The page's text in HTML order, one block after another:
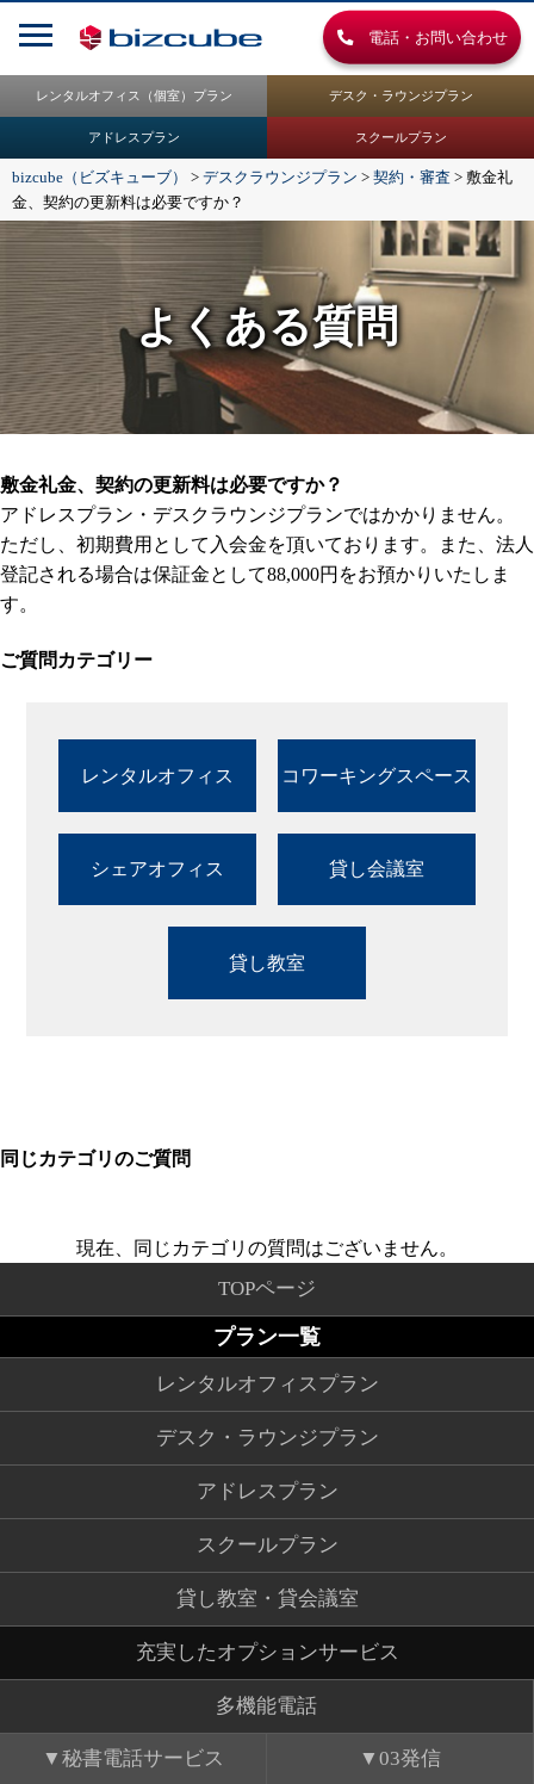
電話・お問い合わせ
レンタルオフィス（個室）プラン デスク・ラウンジプラン
アドレスプラン スクールプラン
bizcube（ビズキューブ） > デスクラウンジプラン > 契約・審査 > 敷金礼
金、契約の更新料は必要ですか？
よくある質問
敷金礼金、契約の更新料は必要ですか？
アドレスプラン・デスクラウンジプランではかかりません。
ただし、初期費用として入会金を頂いております。また、法人
登記される場合は保証金として88,000円をお預かりいたしま
す。
ご質問カテゴリー
レンタルオフィス コワーキングスペース
シェアオフィス 貸し会議室
貸し教室
同じカテゴリのご質問
現在、同じカテゴリの質問はございません。
TOPページ
プラン一覧
レンタルオフィスプラン
デスク・ラウンジプラン
アドレスプラン
スクールプラン
貸し教室・貸会議室
充実したオプションサービス
多機能電話
秘書電話サービス 03発信